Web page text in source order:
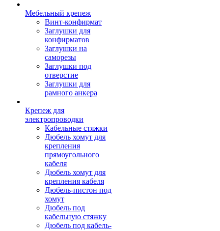
Мебельный крепеж
Винт-конфирмат
Заглушки для
конфирматов
Заглушки на
саморезы
Заглушки под
отверстие
Заглушки для
рамного анкера
Крепеж для
электропроводки
Кабельные стяжки
Дюбель хомут для
крепления
прямоугольного
кабеля
Дюбель хомут для
крепления кабеля
Дюбель-пистон под
хомут
Дюбель под
кабельную стяжку
Дюбель под кабель-